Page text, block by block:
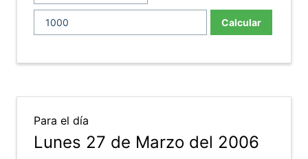
Calcular
Para el día
Lunes 27 de Marzo del 2006